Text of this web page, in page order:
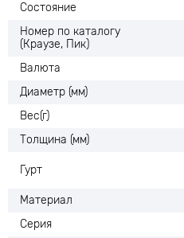
Состояние
Номер по каталогу
(Краузе, Пик)
Валюта
Диаметр (мм)
Вес(г)
Толщина (мм)
Гурт
Материал
Серия